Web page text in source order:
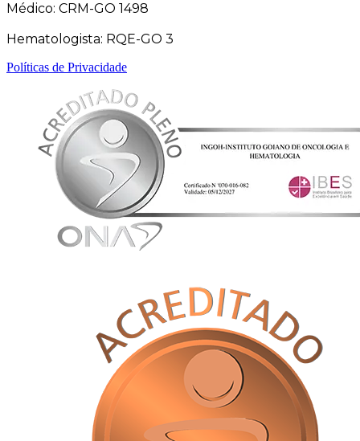
Médico: CRM-GO 1498
Hematologista: RQE-GO 3
Políticas de Privacidade